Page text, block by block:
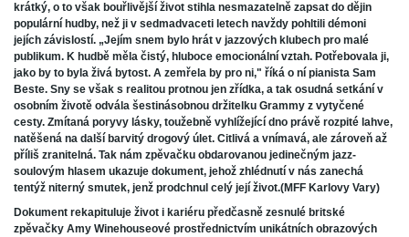
krátký, o to však bouřlivější život stihla nesmazatelně zapsat do dějin
populární hudby, než ji v sedmadvaceti letech navždy pohltili démoni
jejích závislostí. „Jejím snem bylo hrát v jazzových klubech pro malé
publikum. K hudbě měla čistý, hluboce emocionální vztah. Potřebovala ji,
jako by to byla živá bytost. A zemřela by pro ni," říká o ní pianista Sam
Beste. Sny se však s realitou protnou jen zřídka, a tak osudná setkání v
osobním životě odvála šestinásobnou držitelku Grammy z vytyčené
cesty. Zmítaná poryvy lásky, toužebně vyhlížející dno právě rozpité lahve,
natěšená na další barvitý drogový úlet. Citlivá a vnímavá, ale zároveň až
příliš zranitelná. Tak nám zpěvačku obdarovanou jedinečným jazz-
soulovým hlasem ukazuje dokument, jehož zhlédnutí v nás zanechá
tentýž niterný smutek, jenž prodchnul celý její život.(MFF Karlovy Vary)
Dokument rekapituluje život i kariéru předčasně zesnulé britské
zpěvačky Amy Winehouseové prostřednictvím unikátních obrazových